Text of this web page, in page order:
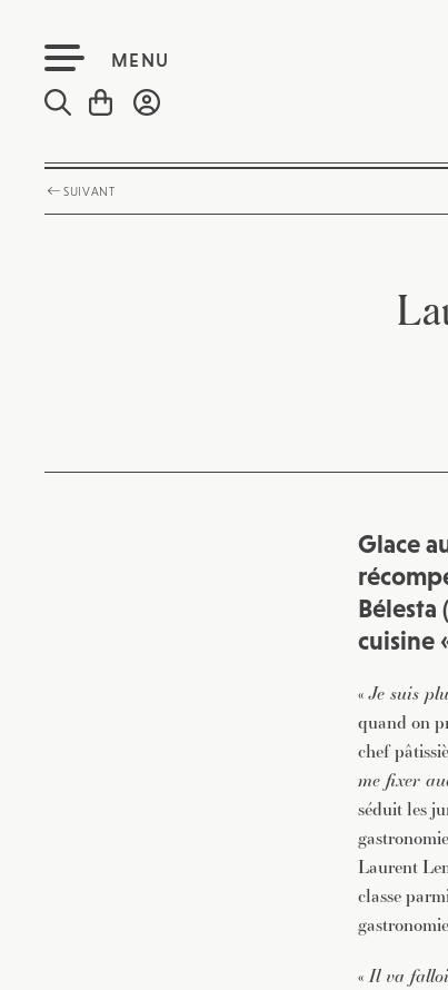
MENU
SUIVANT
Glace
Bélesta
cuisine
«Je suis
quand on
chef
me fixer
séduit les
Laurent
classe
«Il va